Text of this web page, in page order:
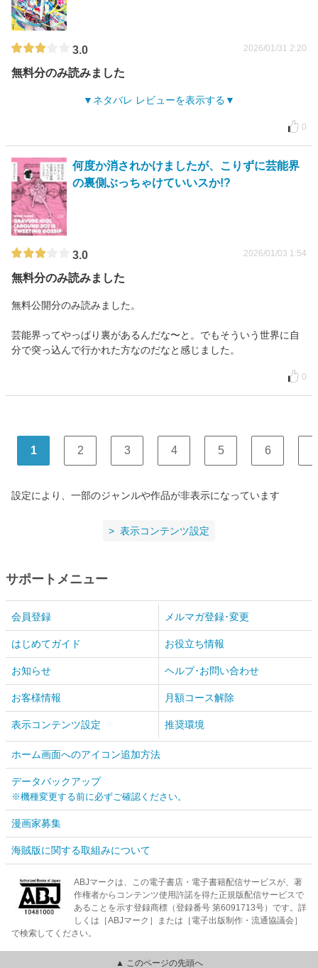
3.0 2026/01/31 2:20
無料分のみ読みました
ネタバレ レビューを表示する
0
何度か消されかけましたが、こりずに芸能界
の裏側ぶっちゃけていいスか!?
3.0 2026/01/03 1:54
無料分のみ読みました
無料公開分のみ読みました。
芸能界ってやっぱり裏があるんだな〜と。でもそういう世界に自
分で突っ込んで行かれた方なのだなと感じました。
0
1 2 3 4 5 6 7
設定により、一部のジャンルや作品が非表示になっています
表示コンテンツ設定
サポートメニュー
会員登録 メルマガ登録･変更
はじめてガイド お役立ち情報
お知らせ ヘルプ･お問い合わせ
お客様情報 月額コース解除
表示コンテンツ設定 推奨環境
ホーム画面へのアイコン追加方法
データバックアップ
※機種変更する前に必ずご確認ください。
漫画家募集
海賊版に関する取組みについて
ABJマークは、この電子書店・電子書籍配信サービスが、著
作権者からコンテンツ使用許諾を得た正規版配信サービスで
あることを示す登録商標（登録番号 第6091713号）です。詳
しくは［ABJマーク］または［電子出版制作・流通協議会］
で検索してください。
▲ このページの先頭へ